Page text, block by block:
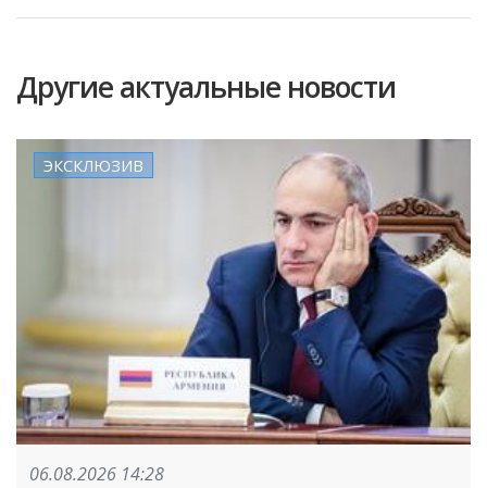
Другие актуальные новости
ЭКСКЛЮЗИВ
06.08.2026 14:28